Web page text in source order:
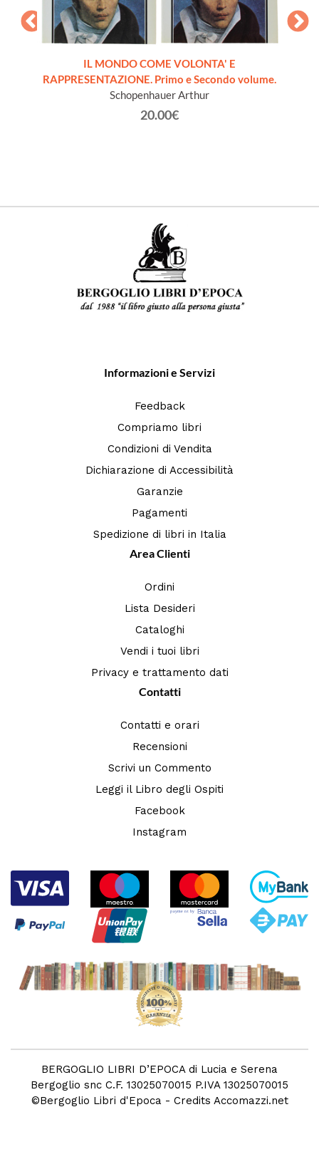
IL MONDO COME VOLONTA' E
RAPPRESENTAZIONE. Primo e Secondo volume.
Schopenhauer Arthur
20.00€
Informazioni e Servizi
Feedback
Compriamo libri
Condizioni di Vendita
Dichiarazione di Accessibilità
Garanzie
Pagamenti
Spedizione di libri in Italia
Area Clienti
Ordini
Lista Desideri
Cataloghi
Vendi i tuoi libri
Privacy e trattamento dati
Contatti
Contatti e orari
Recensioni
Scrivi un Commento
Leggi il Libro degli Ospiti
Facebook
Instagram
BERGOGLIO LIBRI D’EPOCA di Lucia e Serena
Bergoglio snc C.F. 13025070015 P.IVA 13025070015
©Bergoglio Libri d'Epoca - Credits Accomazzi.net